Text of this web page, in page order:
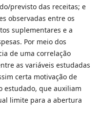
previsto das receitas; e
observadas entre os
suplementares e a
Por meio dos
de uma correlação
as variáveis estudadas
certa motivação de
estudado, que auxiliam
limite para a abertura